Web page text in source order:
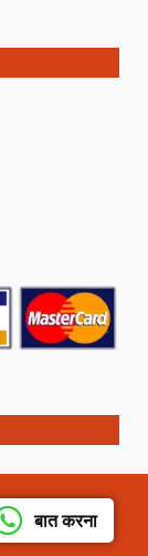
बात करना
ग्राफिक्स द्वारा